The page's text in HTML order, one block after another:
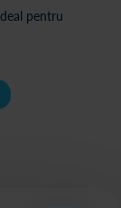
pentru